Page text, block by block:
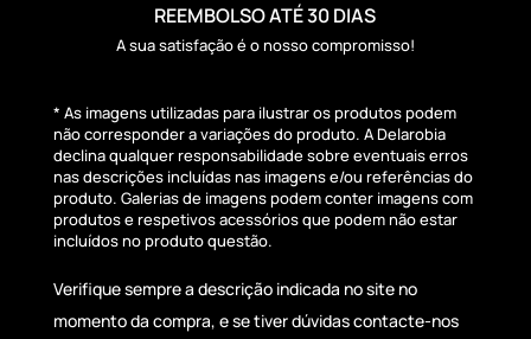
REEMBOLSO ATÉ 30 DIAS
A sua satisfação é o nosso compromisso!
* As imagens utilizadas para ilustrar os produtos podem
não corresponder a variações do produto. A Delarobia
declina qualquer responsabilidade sobre eventuais erros
nas descrições incluídas nas imagens e/ou referências do
produto. Galerias de imagens podem conter imagens com
produtos e respetivos acessórios que podem não estar
incluídos no produto questão.
Verifique sempre a descrição indicada no site no
momento da compra, e se tiver dúvidas contacte-nos